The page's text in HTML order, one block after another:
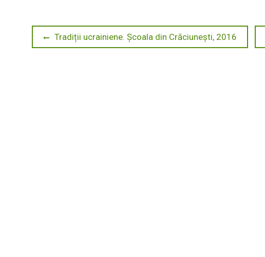
Navigare
Previous
post:
Tradiții ucrainiene. Școala din Crăciunești, 2016